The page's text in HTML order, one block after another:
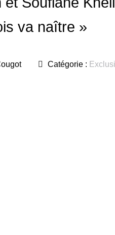
va naître »
Catégorie :